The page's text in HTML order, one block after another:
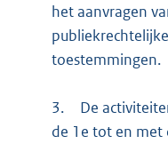
het aanvragen
toestemmingen.
3.
De
de 1e tot en